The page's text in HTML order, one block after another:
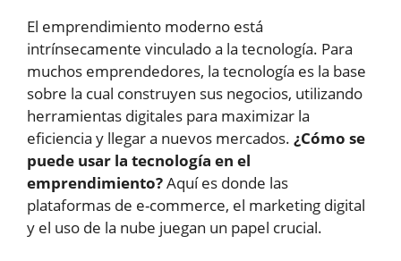
El emprendimiento moderno está
intrínsecamente vinculado a la tecnología. Para
muchos emprendedores, la tecnología es la base
sobre la cual construyen sus negocios, utilizando
herramientas digitales para maximizar la
eficiencia y llegar a nuevos mercados. ¿Cómo se
puede usar la tecnología en el
emprendimiento?Aquí es donde las
plataformas de e-commerce, el marketing digital
y el uso de la nube juegan un papel crucial.